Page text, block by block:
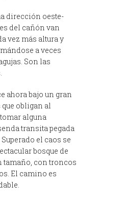
dirección oeste-
del cañón van
vez más altura y
a veces
Son las
ahora bajo un gran
que obligan al
alguna
transita pegada
el caos se
bosque de
tamaño, con troncos
El camino es